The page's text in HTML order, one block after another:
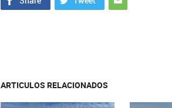
ARTICULOS RELACIONADOS